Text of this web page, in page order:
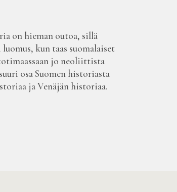
on hieman outoa, sillä
kun taas suomalaiset
jo neoliittista
osa Suomen historiasta
ja Venäjän historiaa.